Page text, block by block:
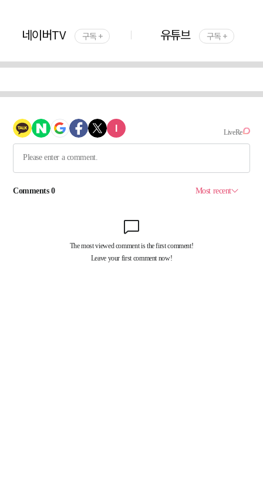
네이버TV 구독 + 유튜브 구독 +